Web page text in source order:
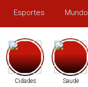
Esportes Mundo
Cidades Saude